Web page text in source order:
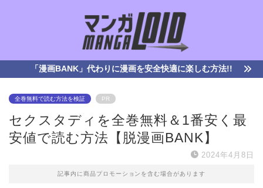
「漫画BANK」代わりに漫画を安全快適に楽しむ方法!!
全巻無料で読む方法を検証 PR
セクスタディを全巻無料＆1番安く最
安値で読む方法【脱漫画BANK】
2024年4月8日
記事内に商品プロモーションを含む場合があります